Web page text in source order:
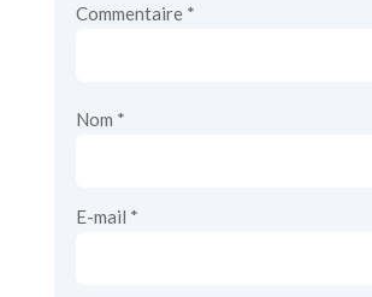
Commentaire *
Nom *
E-mail *